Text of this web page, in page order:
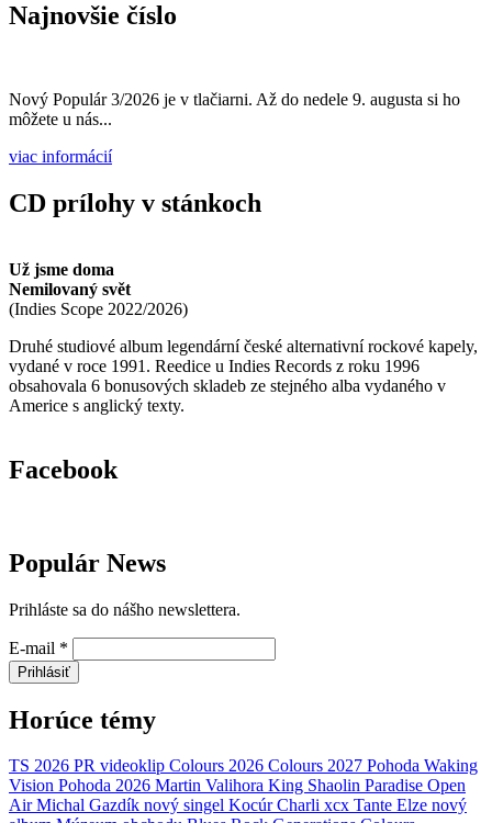
Najnovšie číslo
Nový Populár 3/2026 je v tlačiarni. Až do nedele 9. augusta si ho
môžete u nás...
viac informácií
CD prílohy v stánkoch
Už jsme doma
Nemilovaný svět
(Indies Scope 2022/2026)
Druhé studiové album legendární české alternativní rockové kapely,
vydané v roce 1991. Reedice u Indies Records z roku 1996
obsahovala 6 bonusových skladeb ze stejného alba vydaného v
Americe s anglický texty.
Facebook
Populár News
Prihláste sa do nášho newslettera.
E-mail *
Prihlásiť
Horúce témy
TS 2026 PR videoklip Colours 2026 Colours 2027 Pohoda Waking
Vision Pohoda 2026 Martin Valihora King Shaolin Paradise Open
Air Michal Gazdík nový singel Kocúr Charli xcx Tante Elze nový